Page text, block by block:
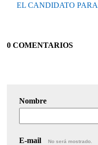
EL CANDIDATO
0 COMENTARIOS
Nombre
E-mail No será mostrado.